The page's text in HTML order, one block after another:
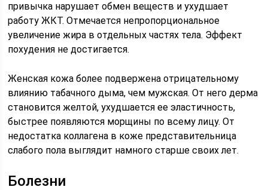
привычка нарушает обмен веществ и ухудшает
работу ЖКТ. Отмечается непропорциональное
увеличение жира в отдельных частях тела. Эффект
похудения не достигается.
Женская кожа более подвержена отрицательному
влиянию табачного дыма, чем мужская. От него дерма
становится желтой, ухудшается ее эластичность,
быстрее появляются морщины по всему лицу. От
недостатка коллагена в коже представительница
слабого пола выглядит намного старше своих лет.
Болезни